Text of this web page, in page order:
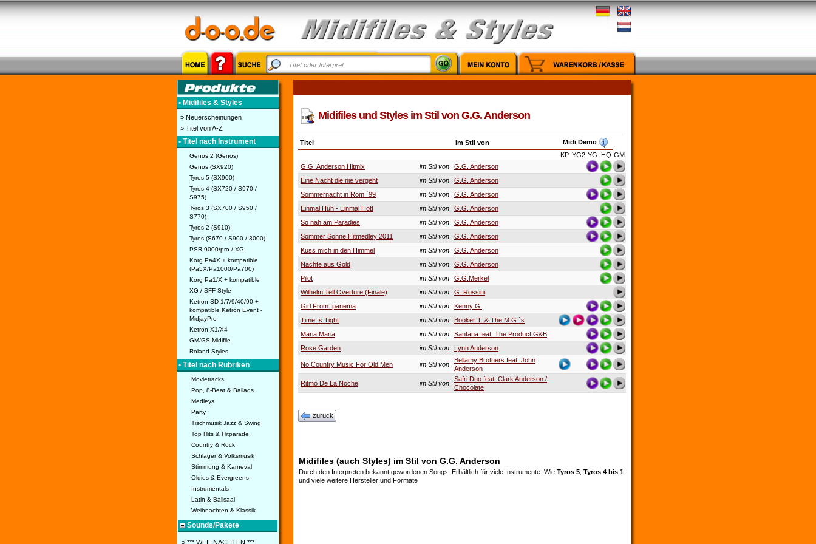
• Midifiles & Styles
» Neuerscheinungen
» Titel von A-Z
• Titel nach Instrument
Genos 2 (Genos)
Genos (SX920)
Tyros 5 (SX900)
Tyros 4 (SX720 / S970 /
S975)
Tyros 3 (SX700 / S950 /
S770)
Tyros 2 (S910)
Tyros (S670 / S900 / 3000)
PSR 9000/pro / XG
Korg Pa4X + kompatible
(Pa5X/Pa1000/Pa700)
Korg Pa1/X + kompatible
XG / SFF Style
Ketron SD-1/7/9/40/90 +
kompatible Ketron Event -
MidjayPro
Ketron X1/X4
GM/GS-Midifile
Roland Styles
• Titel nach Rubriken
Movietracks
Pop, 8-Beat & Ballads
Medleys
Party
Tischmusik Jazz & Swing
Top Hits & Hitparade
Country & Rock
Schlager & Volksmusik
Stimmung & Karneval
Oldies & Evergreens
Instrumentals
Latin & Ballsaal
Weihnachten & Klassik
Sounds/Pakete
» *** WEIHNACHTEN ***
Midifiles und Styles im Stil von G.G. Anderson
Titel im Stil von
Midi Demo
KP YG2 YG HQ GM
G.G. Anderson Hitmix
im Stil von
G.G. Anderson
Eine Nacht die nie vergeht
im Stil von
G.G. Anderson
Sommernacht in Rom ´99
im Stil von
G.G. Anderson
Einmal Hüh - Einmal Hott
im Stil von
G.G. Anderson
So nah am Paradies
im Stil von
G.G. Anderson
Sommer Sonne Hitmedley 2011
im Stil von
G.G. Anderson
Küss mich in den Himmel
im Stil von
G.G. Anderson
Nächte aus Gold
im Stil von
G.G. Anderson
Pilot
im Stil von
G.G.Merkel
Wilhelm Tell Overtüre (Finale)
im Stil von
G. Rossini
Girl From Ipanema
im Stil von
Kenny G.
Time Is Tight
im Stil von
Booker T. & The M.G.´s
Maria Maria
im Stil von
Santana feat. The Product G&B
Rose Garden
im Stil von Lynn Anderson
No Country Music For Old Men im Stil von
Bellamy Brothers feat. John
Anderson
Ritmo De La Noche
im Stil von
Safri Duo feat. Clark Anderson /
Chocolate
zurück
Midifiles (auch Styles) im Stil von G.G. Anderson
Durch den Interpreten bekannt gewordenen Songs. Erhältlich für viele Instrumente. Wie Tyros 5 Tyros 4 bis 1
und viele weitere Hersteller und Formate